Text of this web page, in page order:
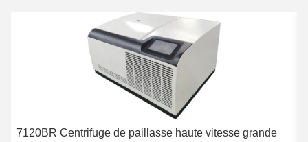
7120BR Centrifuge de paillasse haute vitesse grande